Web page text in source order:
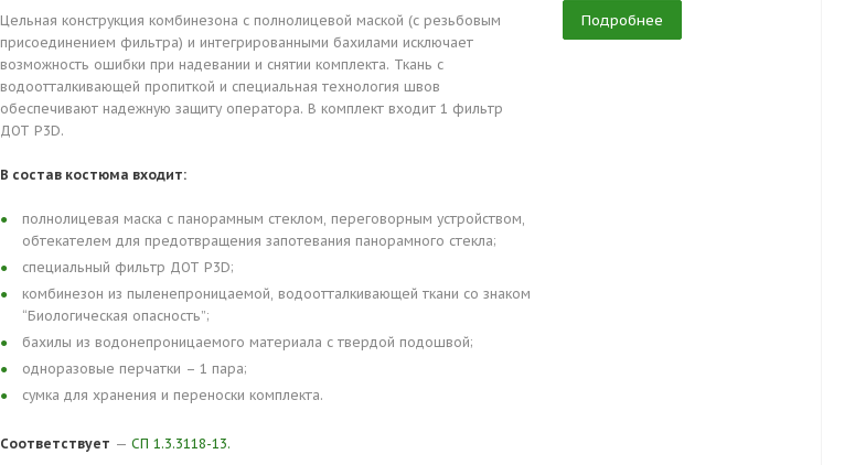
Цельная конструкция комбинезона с полнолицевой маской (с резьбовым
присоединением фильтра) и интегрированными бахилами исключает
возможность ошибки при надевании и снятии комплекта. Ткань с
водоотталкивающей пропиткой и специальная технология швов
обеспечивают надежную защиту оператора. В комплект входит 1 фильтр
ДОТ P3D.
В состав костюма входит:
полнолицевая маска с панорамным стеклом, переговорным устройством,
обтекателем для предотвращения запотевания панорамного стекла;
специальный фильтр ДОТ P3D;
комбинезон из пыленепроницаемой, водоотталкивающей ткани со знаком
“Биологическая опасность”;
бахилы из водонепроницаемого материала с твердой подошвой;
одноразовые перчатки – 1 пара;
сумка для хранения и переноски комплекта.
Соответствует — СП 1.3.3118-13.
Подробнее